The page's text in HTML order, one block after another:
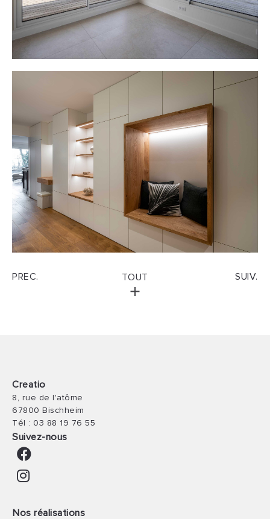
PREC. TOUT SUIV.
Creatio
8, rue de l'atôme
67800 Bischheim
Tél : 03 88 19 76 55
Suivez-nous
Nos réalisations